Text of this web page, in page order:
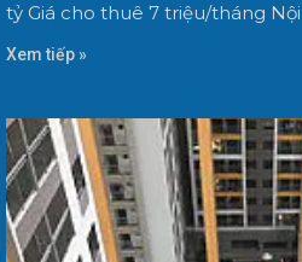
tỷ Giá cho thuê 7 triệu/tháng
Xem tiếp »